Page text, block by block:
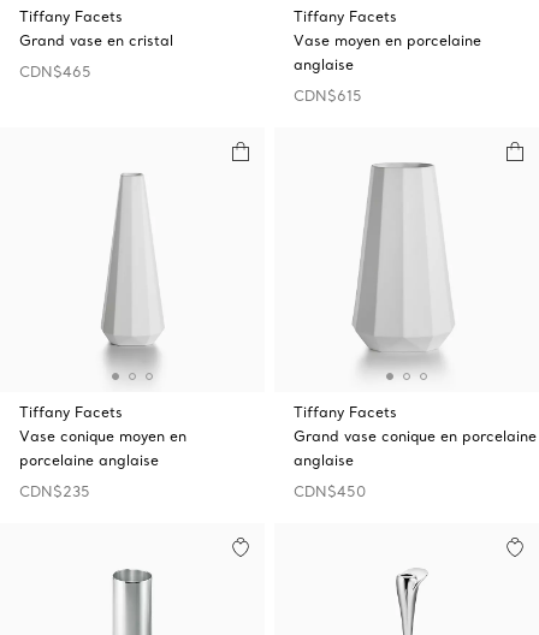
Tiffany Facets
Grand vase en cristal
CDN$465
Tiffany Facets
Vase moyen en porcelaine
anglaise
CDN$615
Tiffany Facets
Vase conique moyen en
porcelaine anglaise
CDN$235
Tiffany Facets
Grand vase conique en porcelaine
anglaise
CDN$450